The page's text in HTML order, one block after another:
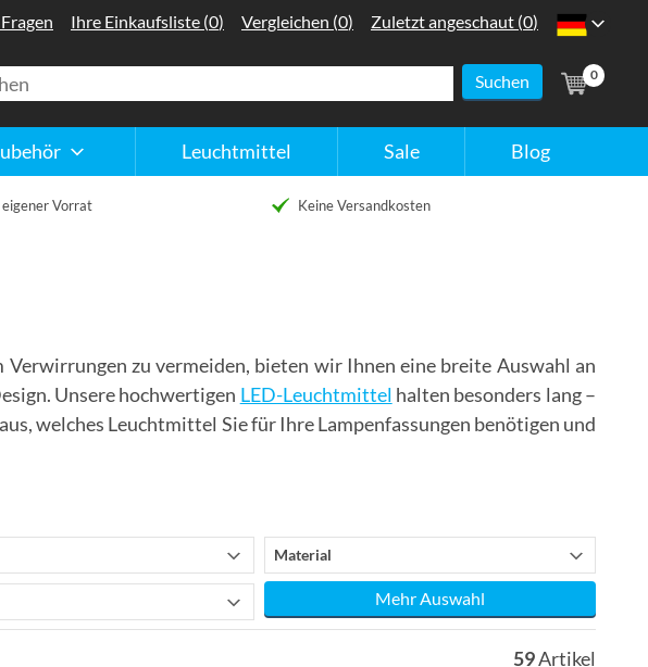
Leuchtmittel Sale Blog
Ihre Einkaufsliste: (0) Vergleichen (0) Zuletzt angeschaut: (0)
Nederland
(
0
Vorrat Keine Versandkosten
zu vermeiden, bieten wir Ihnen eine breite Auswahl an
Unsere hochwertigen LED-Leuchtmittel halten besonders lang –
welches Leuchtmittel Sie für Ihre Lampenfassungen benötigen und
Material
Mehr Auswahl
59Artikel